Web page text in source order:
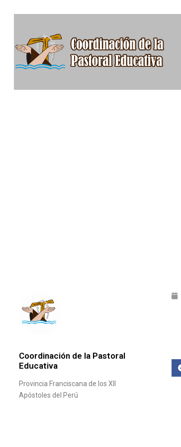
Coordinación de la Pastoral
Educativa
Provincia Franciscana de los XII
Apóstoles del Perú